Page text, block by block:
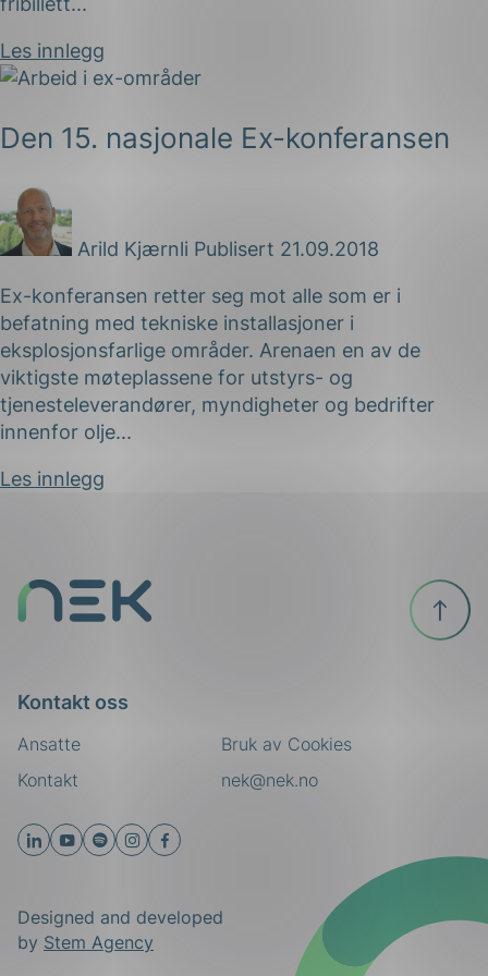
Les innlegg
Den 15. nasjonale Ex-konferansen
Arild Kjærnli Publisert 21.09.2018
Ex-konferansen retter seg mot alle som er i
befatning med tekniske installasjoner i
eksplosjonsfarlige områder. Arenaen en av de
viktigste møteplassene for utstyrs- og
tjenesteleverandører, myndigheter og bedrifter
innenfor olje...
Les innlegg
Kontakt oss
Ansatte
nek@nek.no
Kontakt
Bruk av Cookies
Designed and developed
by Stem Agency
Til
toppen